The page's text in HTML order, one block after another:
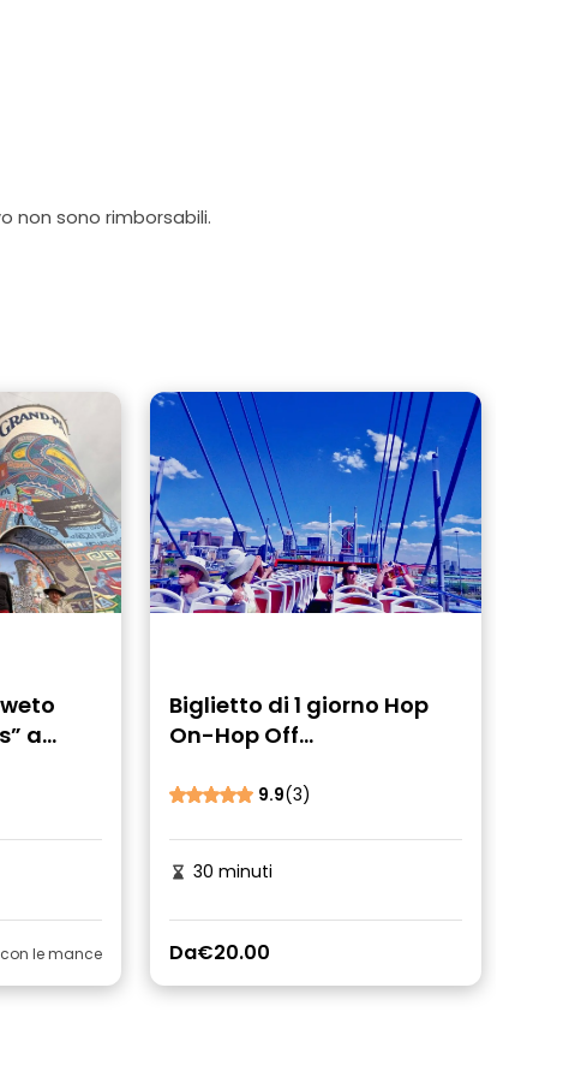
non sono rimborsabili.
a
le mance
Biglietto di 1 giorno Hop
On-Hop Off
9.9(3)
30 minuti
Da€20.00